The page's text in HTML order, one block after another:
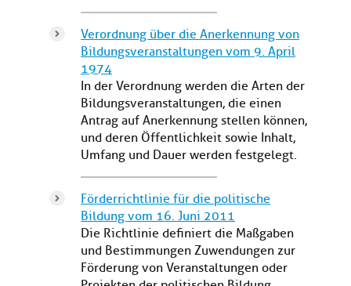
Verordnung über die Anerkennung von
Bildungsveranstaltungen vom 9. April
1974
In der Verordnung werden die Arten der
Bildungsveranstaltungen, die einen
Antrag auf Anerkennung stellen können,
und deren Öffentlichkeit sowie Inhalt,
Umfang und Dauer werden festgelegt.
Förderrichtlinie für die politische
Bildung vom 16. Juni 2011
Die Richtlinie definiert die Maßgaben
und Bestimmungen Zuwendungen zur
Förderung von Veranstaltungen oder